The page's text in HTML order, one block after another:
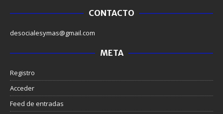
CONTACTO
desocialesymas@gmail.com
META
Registro
Acceder
Feed de entradas